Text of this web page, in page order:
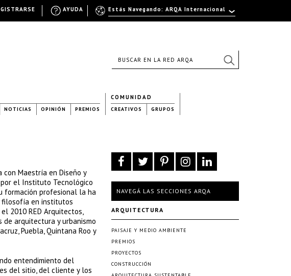
NOTICIAS OPINIÓN PREMIOS
COMUNIDAD
CREATIVOS GRUPOS
con Maestría en Diseño y
el Instituto Tecnológico
formación profesional la ha
filosofía en institutos
2010 RED Arquitectos,
arquitectura y urbanismo
Puebla, Quintana Roo y
entendimiento del
del sitio, del cliente y los
NAVEGÁ LAS SECCIONES ARQA
ARQUITECTURA
PAISAJE Y MEDIO AMBIENTE
PREMIOS
PROYECTOS
CONSTRUCCIÓN
Estás Navegando: ARQA Internacional
AYUDA